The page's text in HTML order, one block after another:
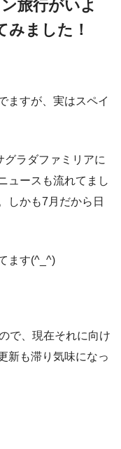
旅行がいよ
みました！
ますが、実はスペイ
ラダファミリアに
ュースも流れてまし
しかも7月だから日
ます(^_^)
で、現在それに向け
新も滞り気味になっ